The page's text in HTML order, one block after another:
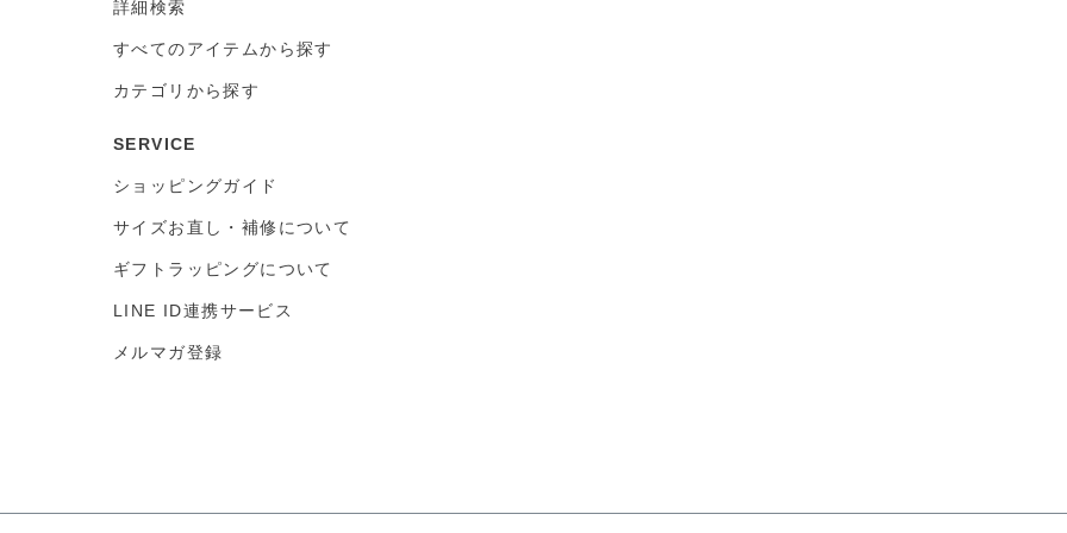
詳細検索
すべてのアイテムから探す
カテゴリから探す
SERVICE
ショッピングガイド
サイズお直し・補修について
ギフトラッピングについて
LINE ID連携サービス
メルマガ登録